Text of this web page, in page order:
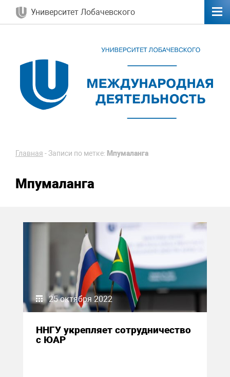
Университет Лобачевского
Главная -Записи по метке: Мпумаланга
Мпумаланга
25 октября 2022
ННГУ укрепляет сотрудничество
с ЮАР